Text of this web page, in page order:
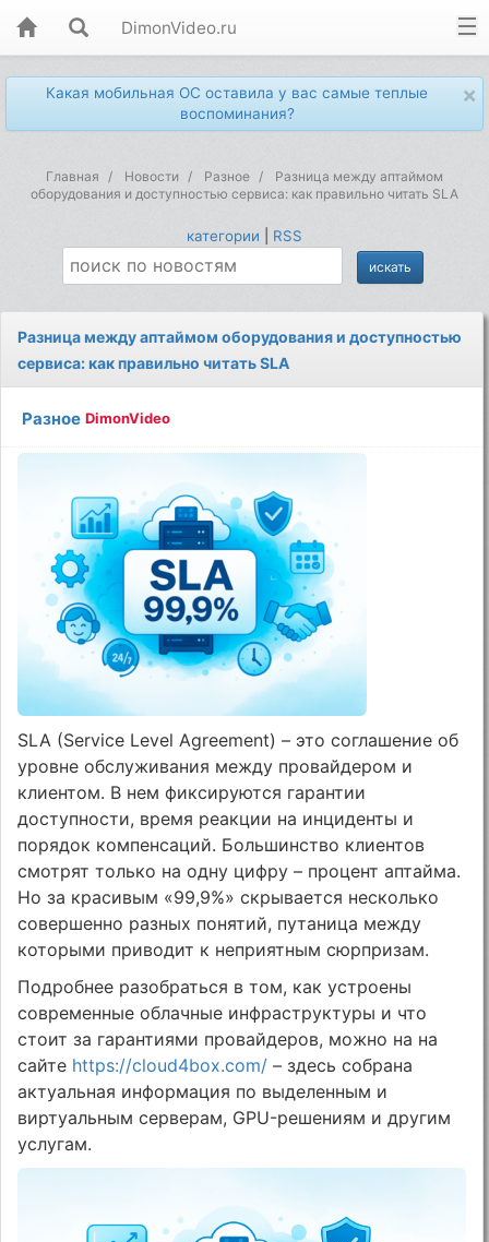
DimonVideo.ru
×
Какая мобильная ОС оставила у вас самые теплые
воспоминания?
Главная Новости Разное
Разница между аптаймом
оборудования и доступностью сервиса: как правильно читать SLA
категории RSS
Разница между аптаймом оборудования и доступностью
сервиса: как правильно читать SLA
Разное DimonVideo
SLA (Service Level Agreement) – это соглашение об
уровне обслуживания между провайдером и
клиентом. В нем фиксируются гарантии
доступности, время реакции на инциденты и
порядок компенсаций. Большинство клиентов
смотрят только на одну цифру – процент аптайма.
Но за красивым «99,9%» скрывается несколько
совершенно разных понятий, путаница между
которыми приводит к неприятным сюрпризам.
Подробнее разобраться в том, как устроены
современные облачные инфраструктуры и что
стоит за гарантиями провайдеров, можно на на
сайте https://cloud4box.com/ – здесь собрана
актуальная информация по выделенным и
виртуальным серверам, GPU-решениям и другим
услугам.